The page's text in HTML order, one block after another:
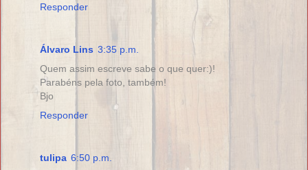
Responder
Álvaro Lins 3:35 p.m.
Quem assim escreve sabe o que quer:)!
Parabéns pela foto, também!
Bjo
Responder
tulipa 6:50 p.m.